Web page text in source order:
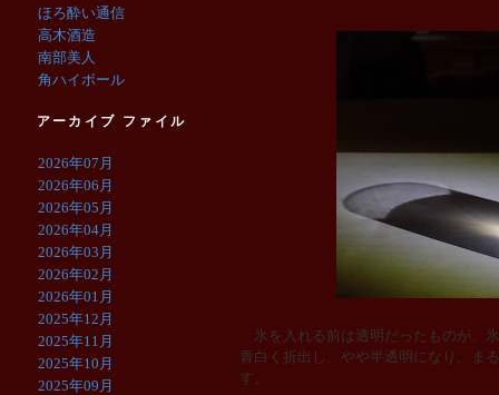
氷を入れる前は透明だったものが、
青白く折出し、やや半透明になり、ま
す。
ほろ酔い通信
高木酒造
南部美人
角ハイボール
アーカイブ ファイル
2026年07月
2026年06月
2026年05月
2026年04月
2026年03月
2026年02月
2026年01月
2025年12月
2025年11月
2025年10月
2025年09月